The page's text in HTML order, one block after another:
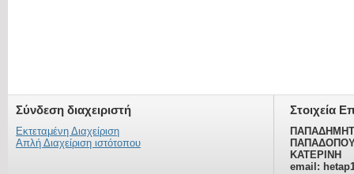
Σύνδεση διαχειριστή
Εκτεταμένη Διαχείριση
Απλή Διαχείριση ιστότοπου
Στοιχεία
ΚΑΤΕΡΙΝΗ
email: